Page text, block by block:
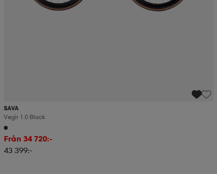
SAVA
Vegir 1.0 Black
Från 34 720:-
43 399:-